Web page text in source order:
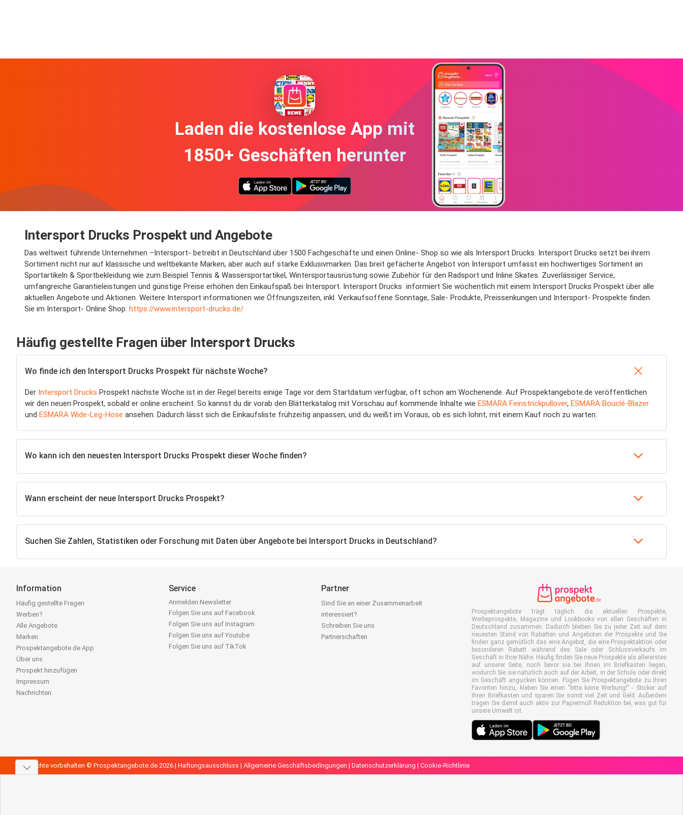
Laden die kostenlose App mit
1850+ Geschäften herunter
Intersport Drucks Prospekt und Angebote
Das weltweit führende Unternehmen –Intersport- betreibt in Deutschland über 1500 Fachgeschäfte und einen Online- Shop so wie als Intersport Drucks. Intersport Drucks setzt bei ihrem
Sortiment nicht nur auf klassische und weltbekante Marken, aber auch auf starke Exklusivmarken. Das breit gefächerte Angebot von Intersport umfasst ein hochwertiges Sortiment an
Sportartikeln & Sportbekleidung wie zum Beispiel Tennis & Wassersportartikel, Wintersportausrüstung sowie Zubehör für den Radsport und Inline Skates. Zuverlässiger Service,
umfangreiche Garantieleistungen und günstige Preise erhöhen den Einkaufspaß bei Intersport. Intersport Drucks informiert Sie wöchentlich mit einem Intersport Drucks Prospekt über alle
aktuellen Angebote und Aktionen. Weitere Intersport informationen wie Öffnungszeiten, inkl. Verkaufsoffene Sonntage, Sale- Produkte, Preissenkungen und Intersport- Prospekte finden
Sie im Intersport- Online Shop: https://www.intersport-drucks.de/
Häufig gestellte Fragen über Intersport Drucks
Wo finde ich den Intersport Drucks Prospekt für nächste Woche?
Der Intersport Drucks Prospekt nächste Woche ist in der Regel bereits einige Tage vor dem Startdatum verfügbar, oft schon am Wochenende. Auf Prospektangebote.de veröffentlichen
wir den neuen Prospekt, sobald er online erscheint. So kannst du dir vorab den Blätterkatalog mit Vorschau auf kommende Inhalte wie ESMARA Feinstrickpullover, ESMARA Bouclé-Blazer
und ESMARA Wide-Leg-Hose ansehen. Dadurch lässt sich die Einkaufsliste frühzeitig anpassen, und du weißt im Voraus, ob es sich lohnt, mit einem Kauf noch zu warten.
Wo kann ich den neuesten Intersport Drucks Prospekt dieser Woche finden?
Wann erscheint der neue Intersport Drucks Prospekt?
Suchen Sie Zahlen, Statistiken oder Forschung mit Daten über Angebote bei Intersport Drucks in Deutschland?
Information
Häufig gestellte Fragen
Werben?
Alle Angebote
Marken
Prospektangebote.de App
Über uns
Prospekt hinzufügen
Impressum
Nachrichten
Service
Anmelden Newsletter
Folgen Sie uns auf Facebook
Folgen Sie uns auf Instagram
Folgen Sie uns auf Youtube
Folgen Sie uns auf TikTok
Partner
Sind Sie an einer Zusammenarbeit
interessiert?
Schreiben Sie uns
Partnerschaften
Prospektangebote trägt täglich die aktuellen Prospekte,
Werbeprospekte, Magazine und Lookbooks von allen Geschäften in
Deutschland zusammen. Dadurch bleiben Sie zu jeder Zeit auf dem
neuesten Stand von Rabatten und Angeboten der Prospekte und Sie
finden ganz gemütlich das eine Angebot, die eine Prospektaktion oder
besonderen Rabatt während des Sale oder Schlussverkaufs im
Geschäft in Ihrer Nähe. Häufig finden Sie neue Prospekte als allererstes
auf unserer Seite, noch bevor sie bei Ihnen im Briefkasten liegen,
wodurch Sie sie natürlich auch auf der Arbeit, in der Schule oder direkt
im Geschäft angucken können. Fügen Sie Prospektangebote zu Ihren
Favoriten hinzu, kleben Sie einen "bitte keine Werbung!" - Sticker auf
Ihren Briefkasten und sparen Sie somit viel Zeit und Geld. Außerdem
tragen Sie damit auch aktiv zur Papiermüll Reduktion bei, was gut für
unsere Umwelt ist.
Alle Rechte vorbehalten © Prospektangebote.de 2026 | Haftungsausschluss | Allgemeine Geschäftsbedingungen | Datenschutzerklärung | Cookie-Richtlinie